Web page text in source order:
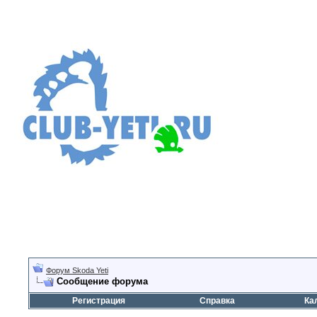
Форум Skoda Yeti
Сообщение форума
Регистрация Справка